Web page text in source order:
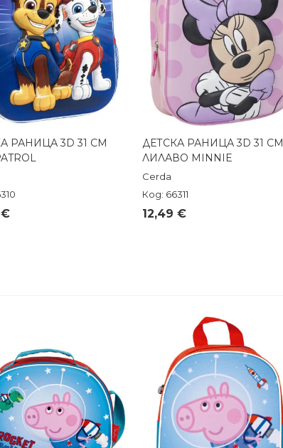
преглед
РАНИЦА 3D 31 СМ
€
Бърз преглед
ДЕТСКА РАНИЦА 3D 31 СМ
ЛИЛАВО MINNIE
Cerda
Код: 66311
12,49 €